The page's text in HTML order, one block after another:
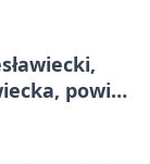
powiat